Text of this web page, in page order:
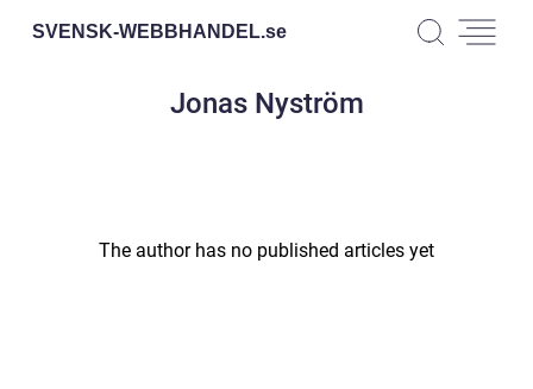
SVENSK-WEBBHANDEL.se
Jonas Nyström
The author has no published articles yet